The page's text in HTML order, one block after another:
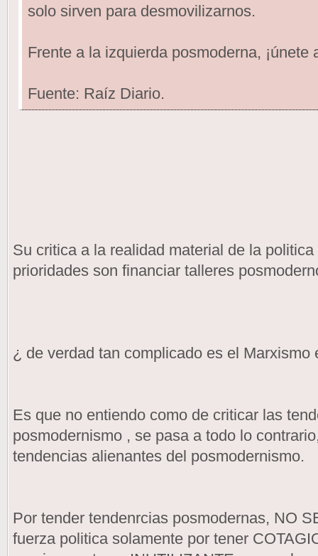
solo sirven para desmovilizarnos.
Frente a la izquierda posmoderna, ¡únete
Fuente: Raíz Diario.
Su critica a la realidad material de la
prioridades son financiar talleres
¿ de verdad tan complicado es el
Es que no entiendo como de criticar las
posmodernismo , se pasa a todo lo
tendencias alienantes del posmodernismo.
Por tender tendenrcias posmodernas, NO
fuerza politica solamente por tener